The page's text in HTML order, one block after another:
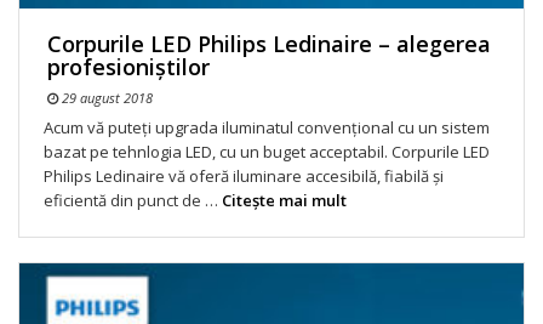
Corpurile LED Philips Ledinaire – alegerea
profesioniștilor
29 august 2018
Acum vă puteți upgrada iluminatul convențional cu un sistem
bazat pe tehnlogia LED, cu un buget acceptabil. Corpurile LED
Philips Ledinaire vă oferă iluminare accesibilă, fiabilă și
eficientă din punct de … Citeşte mai mult